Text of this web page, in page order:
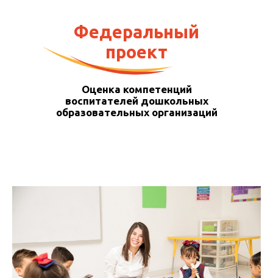
Оценка компетенций
воспитателей дошкольных
образовательных организаций
Федеральный
проект